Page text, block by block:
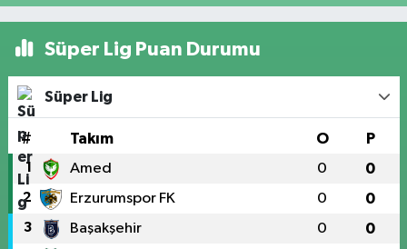
Süper Lig Puan Durumu
Süper Lig
# Takım O P
1 Amed 0 0
2 Erzurumspor FK 0 0
3 Başakşehir 0 0